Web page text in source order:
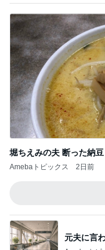
堀ちえみの夫 断った納
Amebaトピックス 2日前
元夫に言